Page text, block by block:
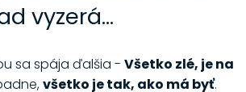
vyzerá...
sa spája ďalšia - Všetko zlé, je na
všetko je tak, ako má byť.